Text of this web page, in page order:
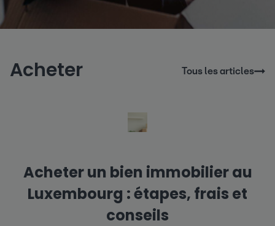
Acheter Tous les articles
Acheter un bien immobilier au
Luxembourg : étapes, frais et
conseils